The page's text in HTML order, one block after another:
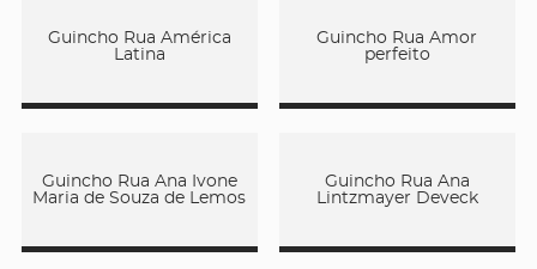
Guincho Rua América
Latina
Guincho Rua Amor
perfeito
Guincho Rua Ana Ivone
Maria de Souza de Lemos
Guincho Rua Ana
Lintzmayer Deveck